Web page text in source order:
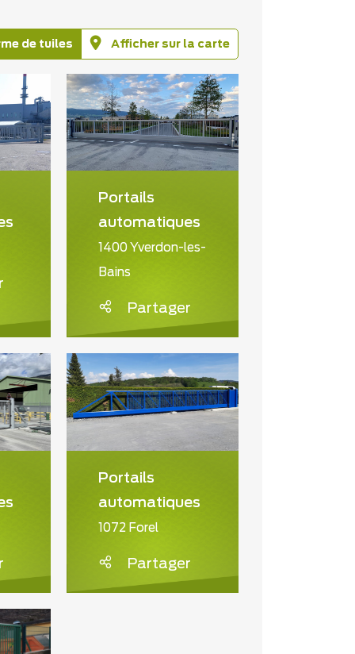
de tuiles Afficher sur la carte
Portails
automatiques
1400 Yverdon-les-
Bains
Partager
Portails
automatiques
1072 Forel
Partager